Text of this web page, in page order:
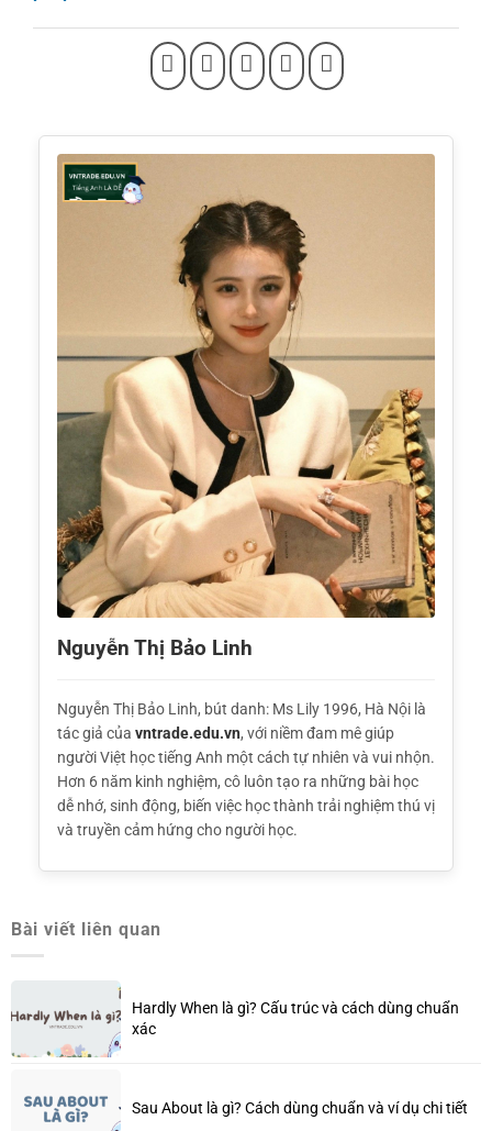
Nguyễn Thị Bảo Linh
Nguyễn Thị Bảo Linh, bút danh: Ms Lily 1996, Hà Nội là
tác giả của vntrade.edu.vn, với niềm đam mê giúp
người Việt học tiếng Anh một cách tự nhiên và vui nhộn.
Hơn 6 năm kinh nghiệm, cô luôn tạo ra những bài học
dễ nhớ, sinh động, biến việc học thành trải nghiệm thú vị
và truyền cảm hứng cho người học.
Bài viết liên quan
Hardly When là gì? Cấu trúc và cách dùng chuẩn
xác
Sau About là gì? Cách dùng chuẩn và ví dụ chi tiết